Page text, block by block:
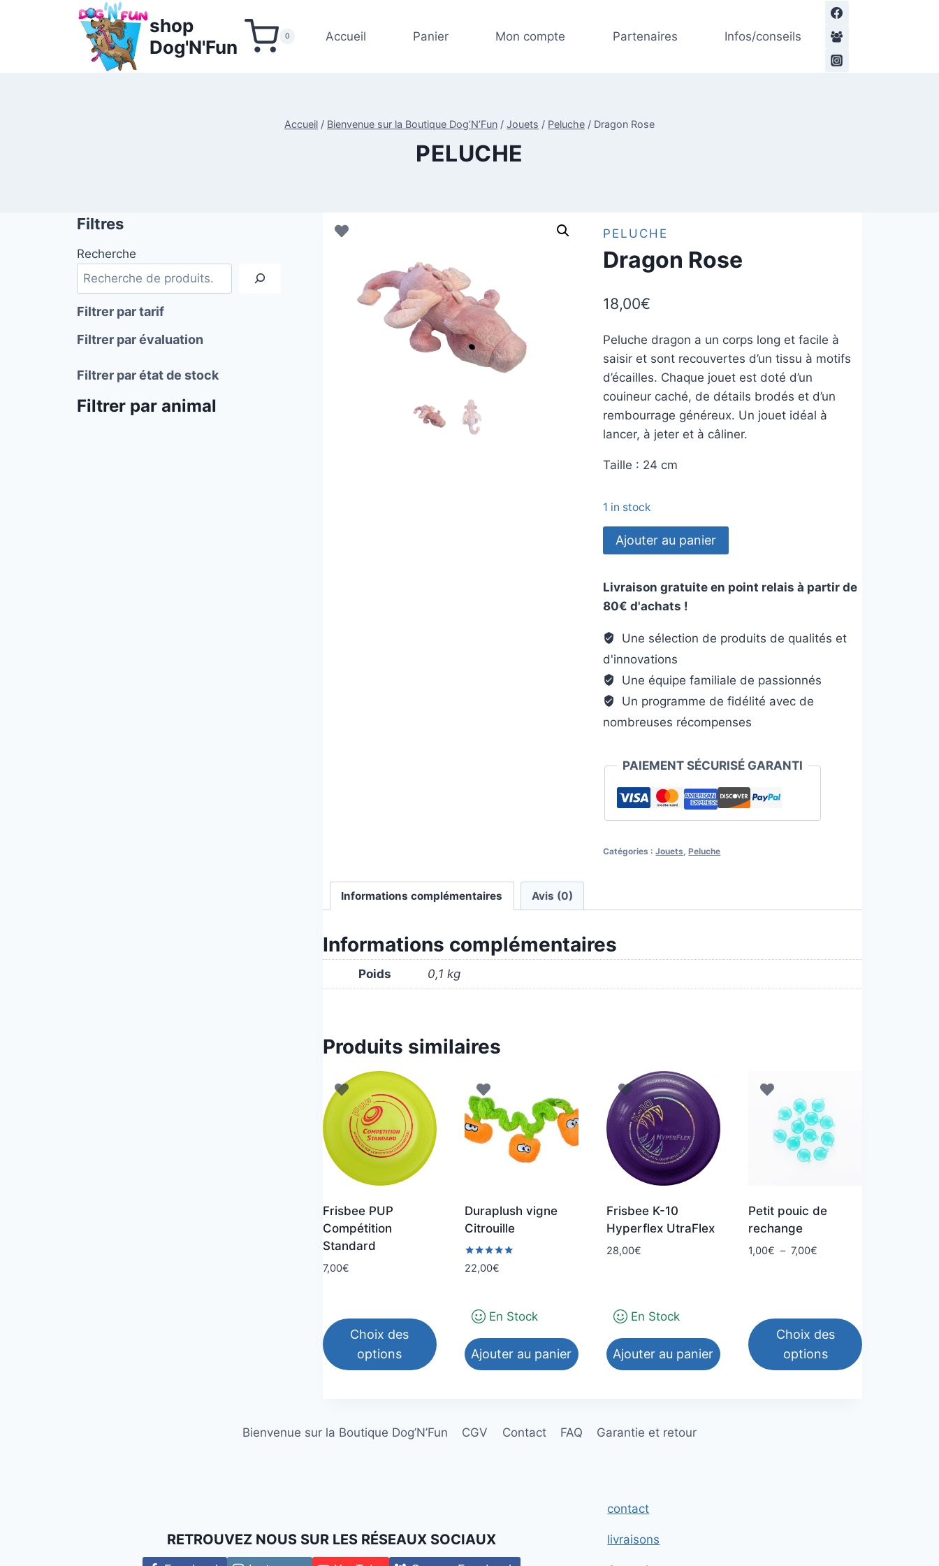
shop
Dog'N'Fun
0 Accueil Panier Mon compte Partenaires Infos/conseils
Accueil / Bienvenue sur la Boutique Dog’N’Fun / Jouets / Peluche / Dragon Rose
PELUCHE
PELUCHE
Dragon Rose
18,00€
Peluche dragon a un corps long et facile à
saisir et sont recouvertes d’un tissu à motifs
d’écailles. Chaque jouet est doté d’un
couineur caché, de détails brodés et d’un
rembourrage généreux. Un jouet idéal à
lancer, à jeter et à câliner.
Taille : 24 cm
1 in stock
quantité
de
Rose
Ajouter au panier
Livraison gratuite en point relais à partir de
80€ d'achats !
Une sélection de produits de qualités et
d'innovations
Une équipe familiale de passionnés
Un programme de fidélité avec de
nombreuses récompenses
PAIEMENT SÉCURISÉ GARANTI
Catégories :Jouets,Peluche
Informations complémentaires Avis (0)
Informations complémentaires
Poids 0,1 kg
Produits similaires
Frisbee PUP
Compétition
Standard
7,00€
Choix des
options
plusieurs
choisies
Duraplush vigne
Citrouille
Note
5.00
22,00€
En Stock
Ajouter au panier
Frisbee K-10
Hyperflex UtraFlex
28,00€
En Stock
Ajouter au panier
Petit pouic de
rechange
1,00€ – 7,00€
7,00€
Choix des
options
Filtres
Recherche
Filtrer par tarif
Filtrer par évaluation
Filtrer par état de stock
Filtrer par animal
Bienvenue sur la Boutique Dog’N’Fun CGV Contact FAQ Garantie et retour
RETROUVEZ NOUS SUR LES RÉSEAUX SOCIAUX
contact
livraisons
Rose